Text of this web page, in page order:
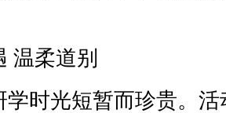
柔道别
光短暂而珍贵。活